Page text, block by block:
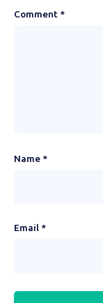
Comment *
Name *
Email *